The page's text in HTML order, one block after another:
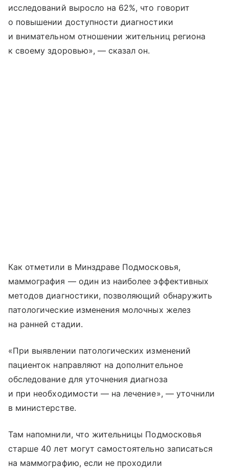
исследований выросло на 62%, что говорит
о повышении доступности диагностики
и внимательном отношении жительниц региона
к своему здоровью», — сказал он.
Как отметили в Минздраве Подмосковья,
маммография — один из наиболее эффективных
методов диагностики, позволяющий обнаружить
патологические изменения молочных желез
на ранней стадии.
«При выявлении патологических изменений
пациенток направляют на дополнительное
обследование для уточнения диагноза
и при необходимости — на лечение», — уточнили
в министерстве.
Там напомнили, что жительницы Подмосковья
старше 40 лет могут самостоятельно записаться
на маммографию, если не проходили